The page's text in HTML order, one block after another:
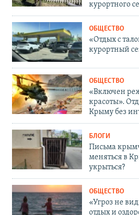
курортного
ОБЩЕСТВО
«Отдых с
курортный
ОБЩЕСТВО
«Включен
красоты».
Крыму без
БЛОГИ
Письма
меняться в
укрыться?
ОБЩЕСТВО
«Угроз не
отдых и